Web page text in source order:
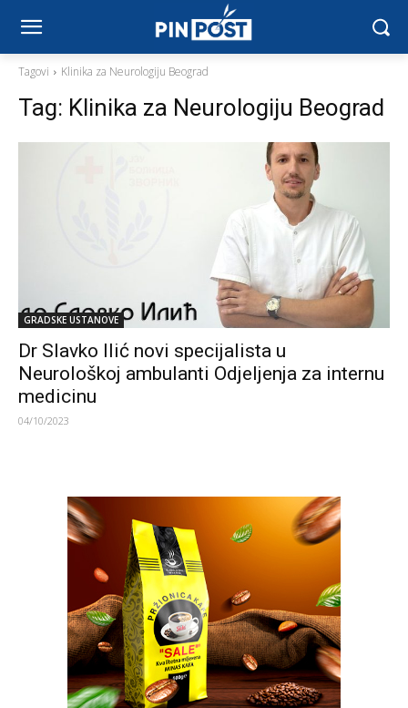
Tagovi Klinika za Neurologiju Beograd
Tag: Klinika za Neurologiju Beograd
GRADSKE USTANOVE
Dr Slavko Ilić novi specijalista u
Neurološkoj ambulanti Odjelјenja za internu
medicinu
04/10/2023